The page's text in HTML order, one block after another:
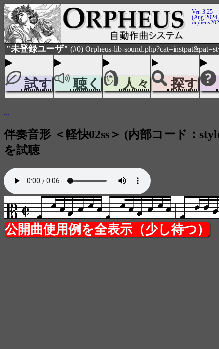
Ver. 3.25
(Aug
"未登録ユーザ" (#0) Orpheus-lib-
試す 聴く 人々 探す
...
伴奏音形 ＜軽快02ss＞ (内部コード：
を試聴
公開曲使用例を全表示（少し待つ）